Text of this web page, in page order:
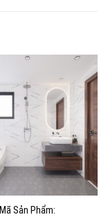
Mã Sản Phẩm: